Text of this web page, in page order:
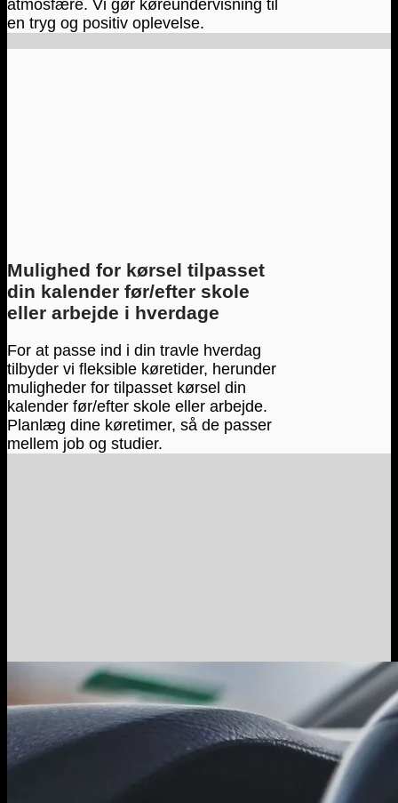
atmosfære. Vi gør køreundervisning til
en tryg og positiv oplevelse.
Mulighed for kørsel tilpasset
din kalender før/efter skole
eller arbejde i hverdage
For at passe ind i din travle hverdag
tilbyder vi fleksible køretider, herunder
muligheder for tilpasset kørsel din
kalender før/efter skole eller arbejde.
Planlæg dine køretimer, så de passer
mellem job og studier.